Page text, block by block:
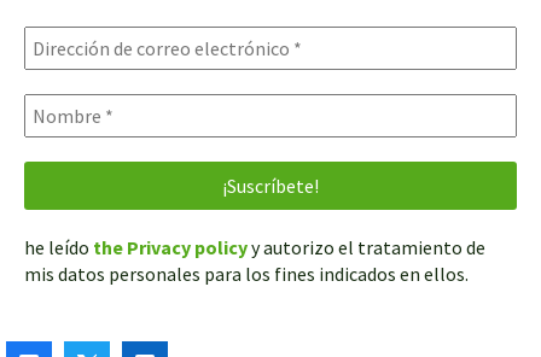
he leído the Privacy policyy autorizo el tratamiento de
mis datos personales para los fines indicados en ellos.